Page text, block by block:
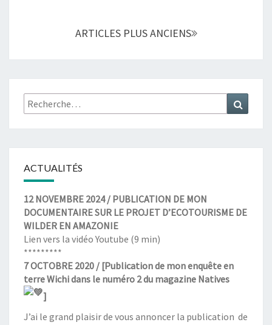
(
S
O
3
ARTICLES PLUS ANCIENS
Rechercher :
ACTUALITÉS
12 NOVEMBRE 2024 / PUBLICATION DE MON
DOCUMENTAIRE SUR LE PROJET D’ECOTOURISME DE
WILDER EN AMAZONIE
Lien vers la vidéo Youtube (9 min)
*********
7 OCTOBRE 2020 / [Publication de mon enquête en
terre Wichi dans le numéro 2 du magazine Natives
]
J’ai le grand plaisir de vous annoncer la publication de